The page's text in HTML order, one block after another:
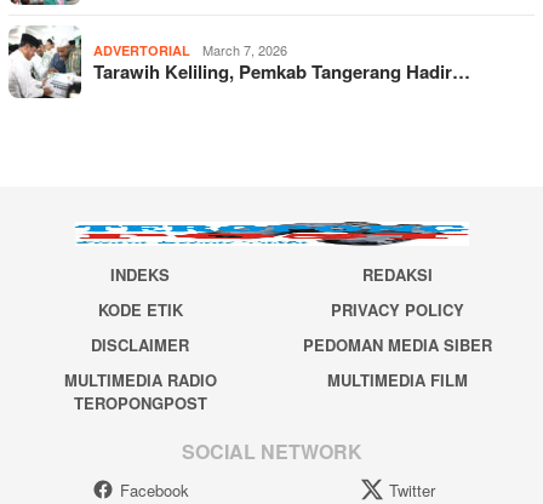
ADVERTORIAL March 7, 2026
Tarawih Keliling, Pemkab Tangerang Hadir…
INDEKS
REDAKSI
KODE ETIK
PRIVACY POLICY
DISCLAIMER
PEDOMAN MEDIA SIBER
MULTIMEDIA RADIO
TEROPONGPOST
MULTIMEDIA FILM
SOCIAL NETWORK
Facebook Twitter